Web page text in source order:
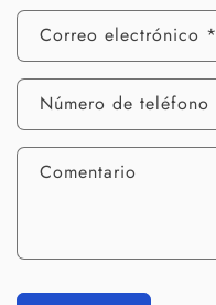
Correo electrónico *
Número de teléfono
Comentario